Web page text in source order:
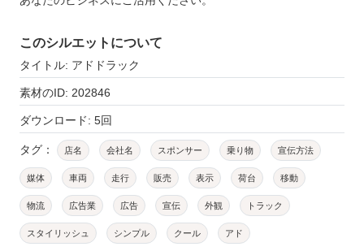
このシルエットについて
タイトル: アドドラック
素材のID: 202846
ダウンロード: 5回
タグ： 店名 会社名 スポンサー 乗り物 宣伝方法
媒体 車両 走行 販売 表示 荷台 移動
物流 広告業 広告 宣伝 外観 トラック
スタイリッシュ シンプル クール アド